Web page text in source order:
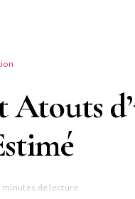
minutes de lecture